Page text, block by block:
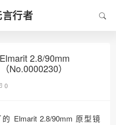
行者
2.8/90mm
No.0000230）
0
Elmarit 2.8/90mm 原型镜